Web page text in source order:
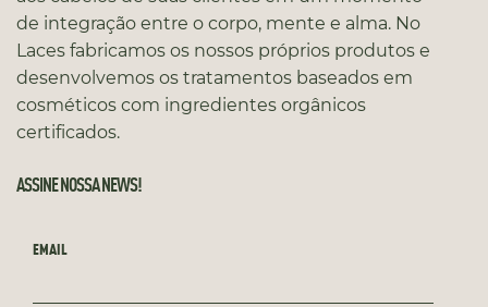
de integração entre o corpo, mente e alma. No
Laces fabricamos os nossos próprios produtos e
desenvolvemos os tratamentos baseados em
cosméticos com ingredientes orgânicos
certificados.
ASSINE NOSSA NEWS!
EMAIL